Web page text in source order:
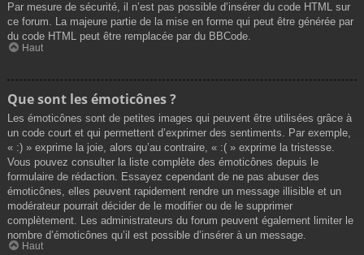
Par mesure de sécurité, il n’est pas possible d’insérer du code HTML sur
ce forum. La majeure partie de la mise en forme qui peut être générée par
du code HTML peut être remplacée par du BBCode.
Haut
Que sont les émoticônes ?
Les émoticônes sont de petites images qui peuvent être utilisées grâce à
un code court et qui permettent d’exprimer des sentiments. Par exemple,
« :) » exprime la joie, alors qu’au contraire, « :( » exprime la tristesse.
Vous pouvez consulter la liste complète des émoticônes depuis le
formulaire de rédaction. Essayez cependant de ne pas abuser des
émoticônes, elles peuvent rapidement rendre un message illisible et un
modérateur pourrait décider de le modifier ou de le supprimer
complètement. Les administrateurs du forum peuvent également limiter le
nombre d’émoticônes qu’il est possible d’insérer à un message.
Haut